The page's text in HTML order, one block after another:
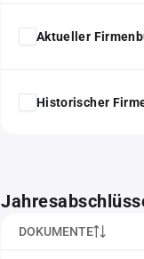
Aktueller
Historischer
DOKUMENTE